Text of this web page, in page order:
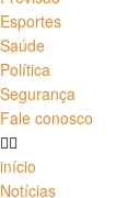
Esportes
Saúde
Política
Segurança
Fale conosco
início
Notícias